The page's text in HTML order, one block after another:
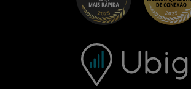
Contate o suporte